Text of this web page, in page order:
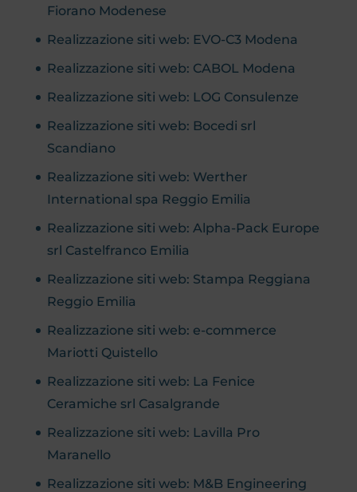
Fiorano Modenese
Realizzazione siti web: EVO-C3 Modena
Realizzazione siti web: CABOL Modena
Realizzazione siti web: LOG Consulenze
Realizzazione siti web: Bocedi srl
Scandiano
Realizzazione siti web: Werther
International spa Reggio Emilia
Realizzazione siti web: Alpha-Pack Europe
srl Castelfranco Emilia
Realizzazione siti web: Stampa Reggiana
Reggio Emilia
Realizzazione siti web: e-commerce
Mariotti Quistello
Realizzazione siti web: La Fenice
Ceramiche srl Casalgrande
Realizzazione siti web: Lavilla Pro
Maranello
Realizzazione siti web: M&B Engineering